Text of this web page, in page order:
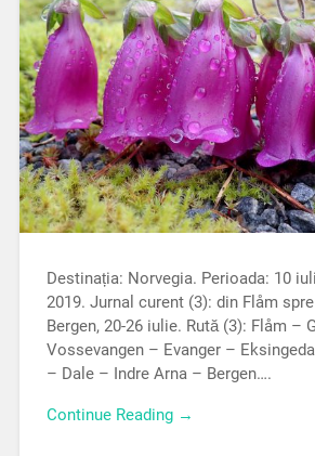
Destinația: Norvegia. Perioada: 10
2019. Jurnal curent (3): din Flåm
Bergen, 20-26 iulie. Rută (3): Flåm –
Vossevangen – Evanger –
– Dale – Indre Arna – Bergen….
Continue Reading →